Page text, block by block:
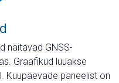
näitavad GNSS-
Graafikud luuakse
Kuupäevade paneelist on